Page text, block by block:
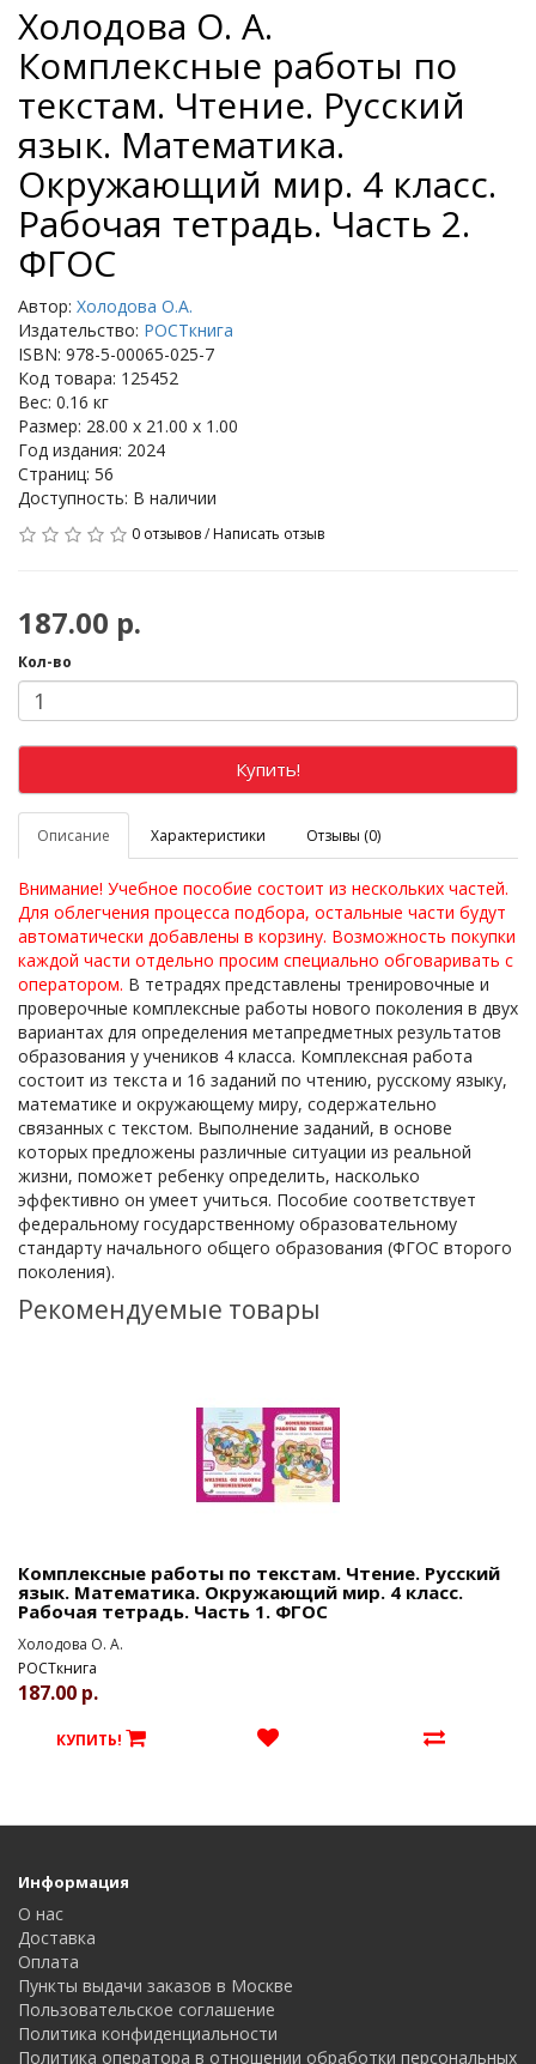
Холодова О. А.
Комплексные работы по
текстам. Чтение. Русский
язык. Математика.
Окружающий мир. 4 класс.
Рабочая тетрадь. Часть 2.
ФГОС
Автор: Холодова О.А.
Издательство: РОСТкнига
ISBN: 978-5-00065-025-7
Код товара: 125452
Вес: 0.16 кг
Размер: 28.00 x 21.00 x 1.00
Год издания: 2024
Страниц: 56
Доступность: В наличии
0 отзывов/Написать отзыв
187.00 р.
Кол-во
Купить!
Описание Характеристики Отзывы (0)
Внимание! Учебное пособие состоит из нескольких частей.
Для облегчения процесса подбора, остальные части будут
автоматически добавлены в корзину. Возможность покупки
каждой части отдельно просим специально обговаривать с
оператором. В тетрадях представлены тренировочные и
проверочные комплексные работы нового поколения в двух
вариантах для определения метапредметных результатов
образования у учеников 4 класса. Комплексная работа
состоит из текста и 16 заданий по чтению, русскому языку,
математике и окружающему миру, содержательно
связанных с текстом. Выполнение заданий, в основе
которых предложены различные ситуации из реальной
жизни, поможет ребенку определить, насколько
эффективно он умеет учиться. Пособие соответствует
федеральному государственному образовательному
стандарту начального общего образования (ФГОС второго
поколения).
Рекомендуемые товары
Комплексные работы по текстам. Чтение. Русский
язык. Математика. Окружающий мир. 4 класс.
Рабочая тетрадь. Часть 1. ФГОС
Холодова О. А.
РОСТкнига
187.00 р.
КУПИТЬ!
Информация
О нас
Доставка
Оплата
Пункты выдачи заказов в Москве
Пользовательское соглашение
Политика конфиденциальности
Политика оператора в отношении обработки персональных